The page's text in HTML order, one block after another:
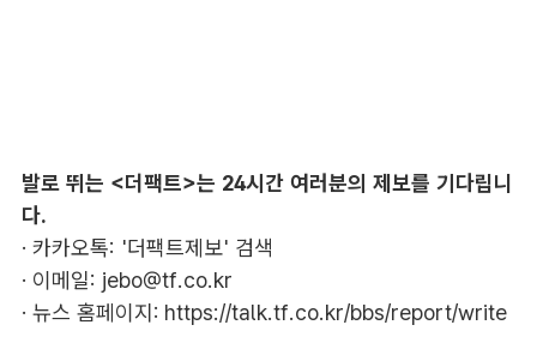
발로 뛰는 <더팩트>는 24시간 여러분의 제보를 기다립니
다.
· 카카오톡: '더팩트제보' 검색
· 이메일: jebo@tf.co.kr
· 뉴스 홈페이지: https://talk.tf.co.kr/bbs/report/write